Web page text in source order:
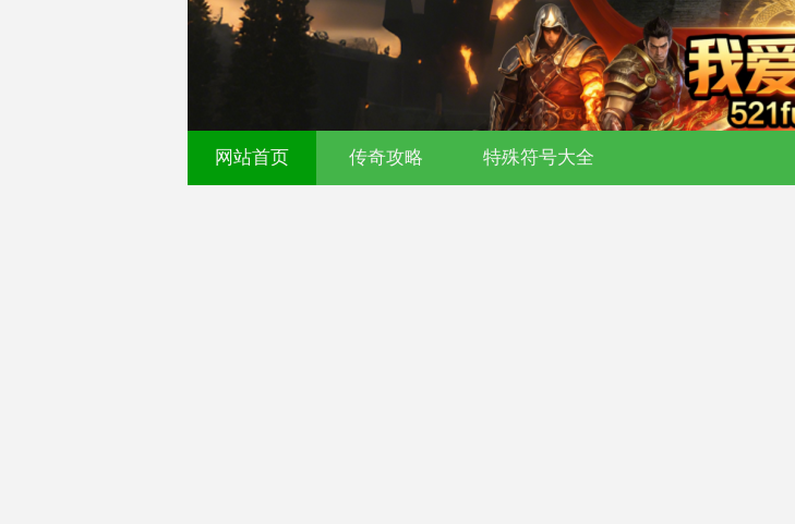
521fu 传奇发布网 - 今日新开传奇私服 - 176 复
网站首页 传奇攻略 特殊符号大全